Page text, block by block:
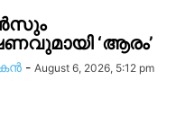
‘ആരം’
- August 6, 2026, 5:12 pm